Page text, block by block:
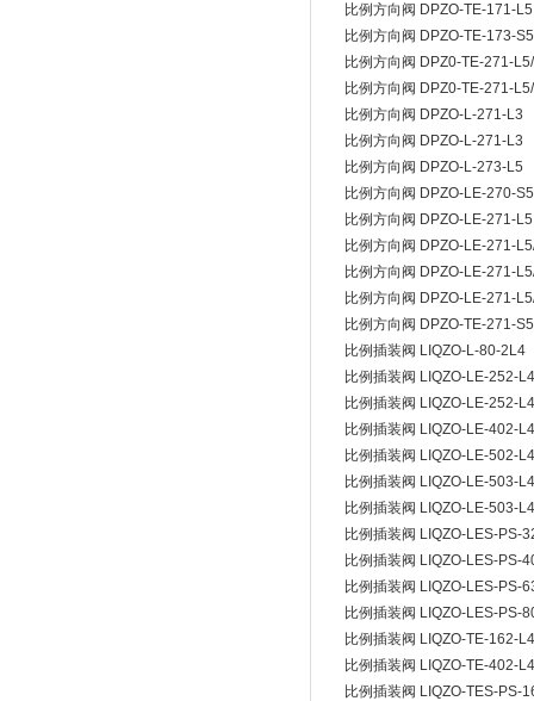
比例方向阀 DPZO-TE-171-L5
比例方向阀 DPZO-TE-173-
比例方向阀 DPZ0-TE-271-
比例方向阀 DPZ0-TE-271-
比例方向阀 DPZO-L-271-L3
比例方向阀 DPZO-L-271-L3
比例方向阀 DPZO-L-273-L5
比例方向阀 DPZO-LE-270-
比例方向阀 DPZO-LE-271-L5
比例方向阀 DPZO-LE-271-
比例方向阀 DPZO-LE-271-
比例方向阀 DPZO-LE-271-
比例方向阀 DPZO-TE-271-
比例插装阀 LIQZO-L-80-2L4
比例插装阀 LIQZO-LE-252-L4
比例插装阀 LIQZO-LE-252-L4
比例插装阀 LIQZO-LE-402-
比例插装阀 LIQZO-LE-502-
比例插装阀 LIQZO-LE-503-L4
比例插装阀 LIQZO-LE-503-
比例插装阀 LIQZO-LES-PS-
比例插装阀 LIQZO-LES-PS-
比例插装阀 LIQZO-LES-PS-
比例插装阀 LIQZO-LES-PS-
比例插装阀 LIQZO-TE-162-
比例插装阀 LIQZO-TE-402-L4
比例插装阀 LIQZO-TES-PS-